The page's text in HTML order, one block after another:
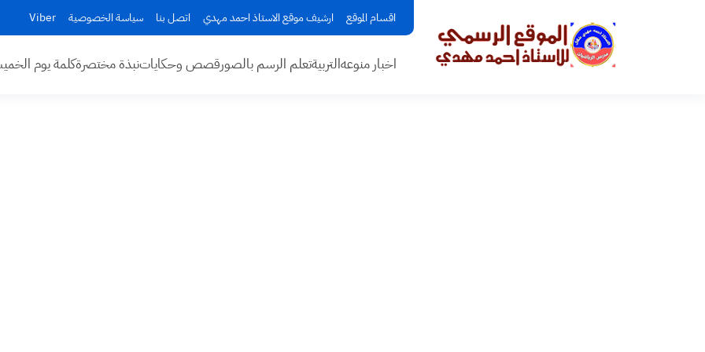
اقسام الموقع ارشيف موقع الاستاذ احمد مهدي اتصل بنا سياسة الخصوصية Viber
اخبار منوعهالتربيةتعلم الرسم بالصورقصص وحكاياتنبذة مختصرةكلمة يوم